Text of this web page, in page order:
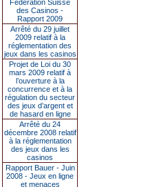
Fédération Suisse
des Casinos -
Rapport 2009
Arrêté du 29 juillet
2009 relatif à la
réglementation des
jeux dans les casinos
Projet de Loi du 30
mars 2009 relatif à
l’ouverture à la
concurrence et à la
régulation du secteur
des jeux d’argent et
de hasard en ligne
Arrêté du 24
décembre 2008 relatif
à la réglementation
des jeux dans les
casinos
Rapport Bauer - Juin
2008 - Jeux en ligne
et menaces